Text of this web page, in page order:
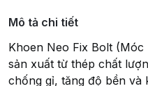
Mô tả chi tiết
Khoen Neo Fix Bolt
sản xuất từ thép chất
chống gỉ, tăng độ bền và